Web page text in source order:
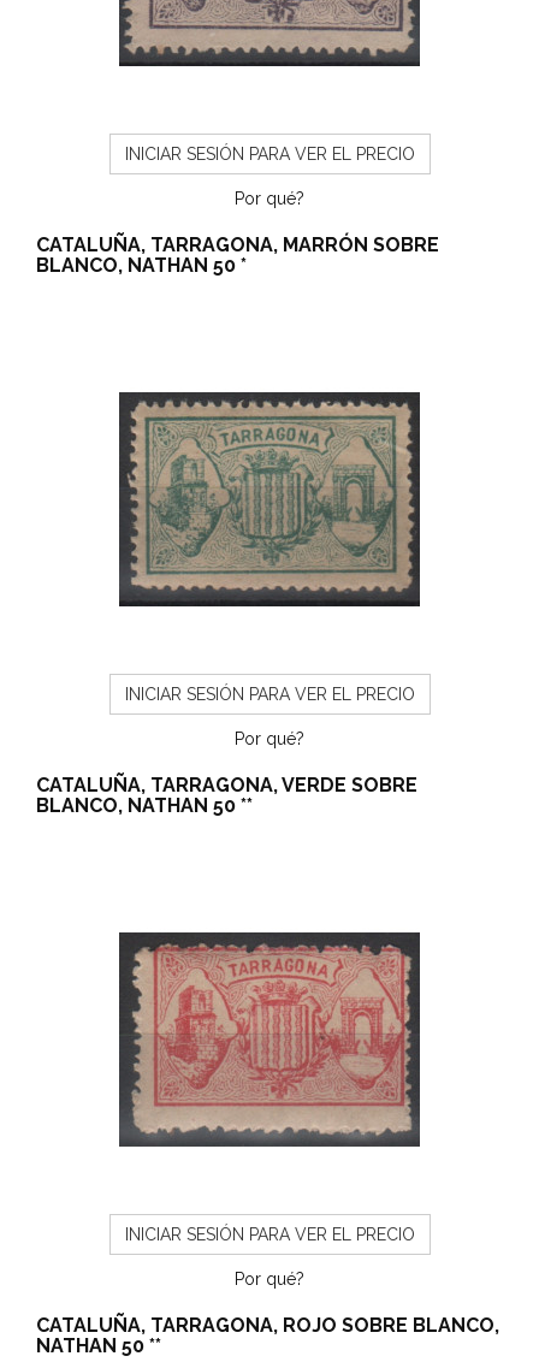
INICIAR SESIÓN PARA VER EL PRECIO
Por qué?
CATALUÑA, TARRAGONA, MARRÓN SOBRE
BLANCO, NATHAN 50 *
INICIAR SESIÓN PARA VER EL PRECIO
Por qué?
CATALUÑA, TARRAGONA, VERDE SOBRE
BLANCO, NATHAN 50 **
INICIAR SESIÓN PARA VER EL PRECIO
Por qué?
CATALUÑA, TARRAGONA, ROJO SOBRE BLANCO,
NATHAN 50 **